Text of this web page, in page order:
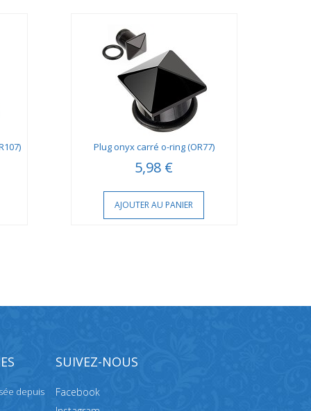
Plug onyx carré o-ring (OR77)
5,98 €
AJOUTER AU PANIER
depuis
SUIVEZ-NOUS
Facebook